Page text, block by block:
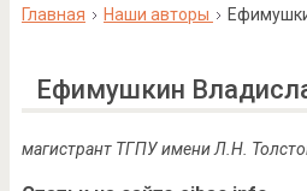
Главная Наши авторы
Ефимушкин
магистрант ТГПУ имени Л.Н.